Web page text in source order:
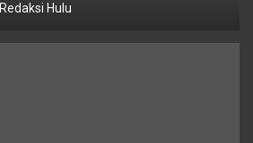
Redaksi Hulu